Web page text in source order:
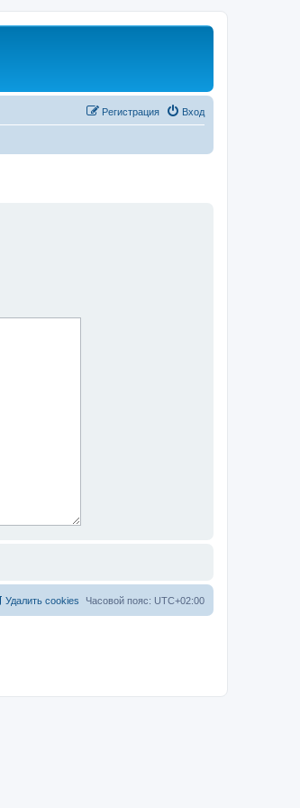
Вход
Регистрация
Часовой пояс: UTC+02:00
Удалить cookies